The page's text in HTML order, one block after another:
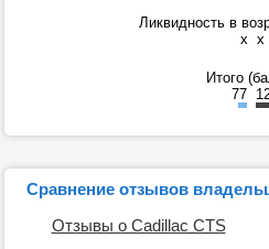
Ликвидность в
x x
Итого
77
Сравнение отзывов
Отзывы о Cadillac CTS